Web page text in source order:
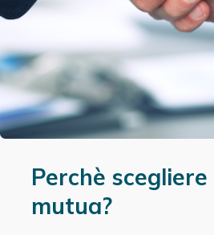
Perchè
mutua?